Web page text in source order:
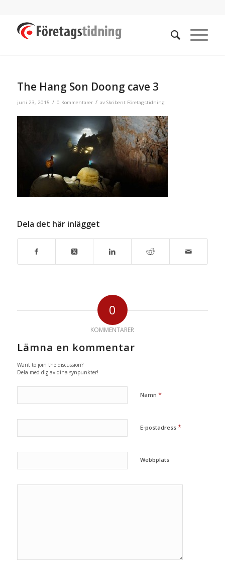
The Hang Son Doong cave 3
juni 23, 2015 / 0 Kommentarer / av Skribent Företagstidning
Dela det här inlägget
0
KOMMENTARER
Lämna en kommentar
Want to join the discussion?
Dela med dig av dina synpunkter!
Namn *
E-postadress *
Webbplats